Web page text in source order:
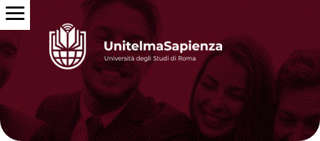
Torna alle news